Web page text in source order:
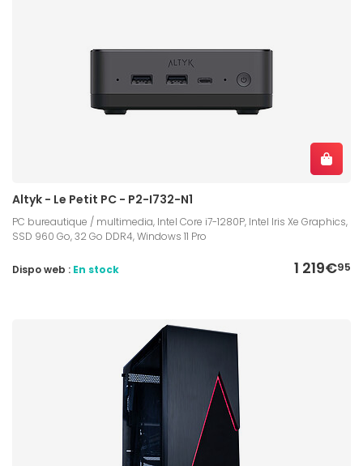
Altyk - Le Petit PC - P2-I732-N1
PC bureautique / multimedia, Intel Core i7-1280P, Intel Iris Xe Graphics,
SSD 960 Go, 32 Go DDR4, Windows 11 Pro
1 219€95
Dispo web : En stock